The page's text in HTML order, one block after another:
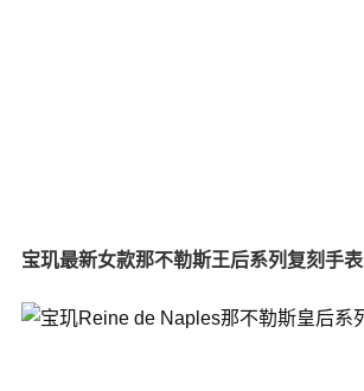
宝玑最新女款那不勒斯王后系列复刻手表